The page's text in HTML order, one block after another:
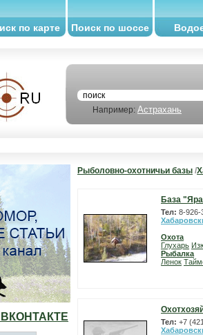
по карте Поиск по шоссе
Например: Астрахань
Рыболовно-охотничьи базы /
База
Тел: 8-926-
Охота
Глухарь
Рыбалка
Ленок
Тел: +7